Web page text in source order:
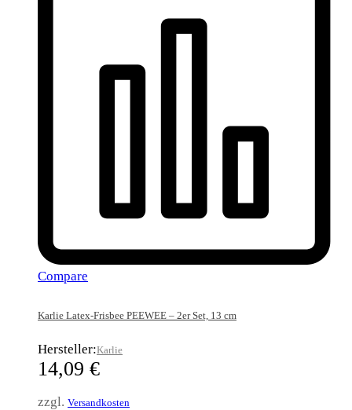
Compare
Karlie Latex-Frisbee PEEWEE – 2er Set, 13 cm
Hersteller:Karlie
14,09 €
zzgl. Versandkosten